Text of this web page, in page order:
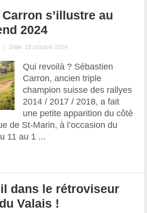
s’illustre au
2024
| Date: 15 octobre 2024
Qui revoilà ? Sébastien
Carron, ancien triple
champion suisse des rallyes
2014 / 2017 / 2018, a fait
une petite apparition du côté
de St-Marin, à l’occasion du
11 au 1 ...
dans le rétroviseur
Valais !